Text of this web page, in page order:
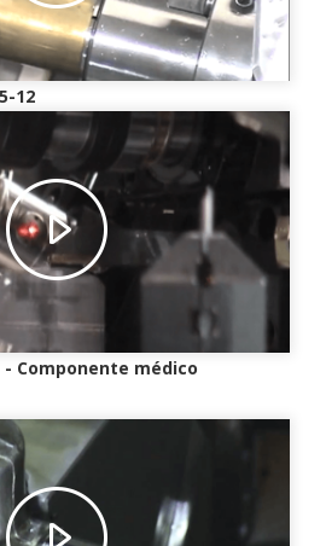
12
Componente médico